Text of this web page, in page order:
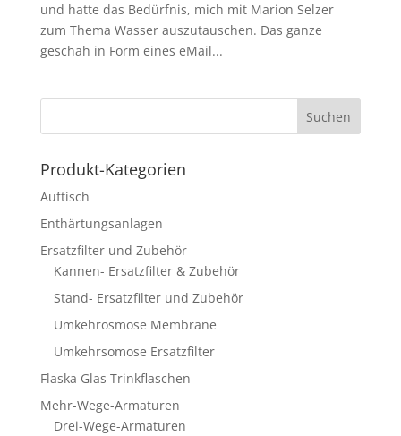
und hatte das Bedürfnis, mich mit Marion Selzer
zum Thema Wasser auszutauschen. Das ganze
geschah in Form eines eMail...
Produkt-Kategorien
Auftisch
Enthärtungsanlagen
Ersatzfilter und Zubehör
Kannen- Ersatzfilter & Zubehör
Stand- Ersatzfilter und Zubehör
Umkehrosmose Membrane
Umkehrsomose Ersatzfilter
Flaska Glas Trinkflaschen
Mehr-Wege-Armaturen
Drei-Wege-Armaturen